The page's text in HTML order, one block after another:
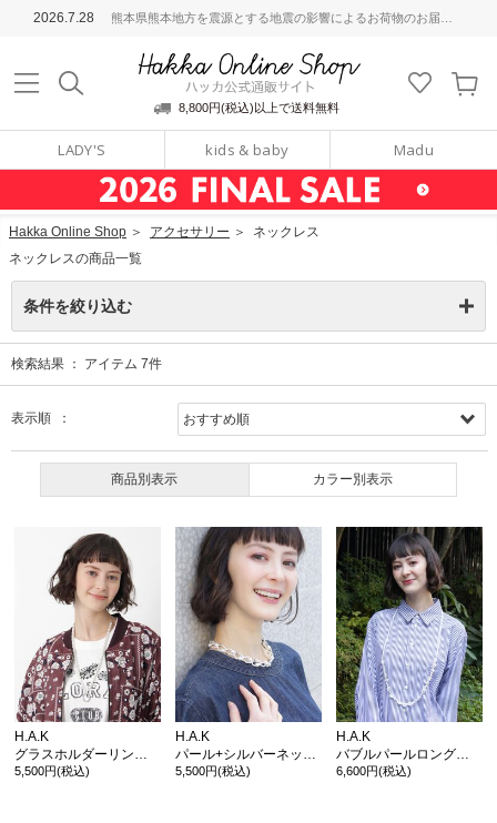
2026.7.28 熊本県熊本地方を震源とする地震の影響によるお荷物のお届けについて
8,800円(税込)以上で送料無料
LADY'S kids & baby Madu
通販サイト
Hakka Online Shop ＞ アクセサリー ＞ ネックレス
ネックレスの商品一覧
条件を絞り込む
検索結果 ： アイテム 7件
表示順 ：
商品別表示 カラー別表示
H.A.K
5,500円(税込)
H.A.K
5,500円(税込)
H.A.K
バブルパールロングネックレス
6,600円(税込)